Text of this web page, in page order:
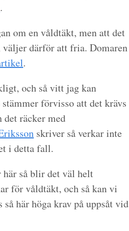
.
om en våldtäkt, men att det
väljer därför att fria. Domaren
.
och så vitt jag kan
förvisso att det krävs
det räcker med
skriver så verkar inte
i detta fall.
här så blir det väl helt
för våldtäkt, och så kan vi
här höga krav på uppsåt vid